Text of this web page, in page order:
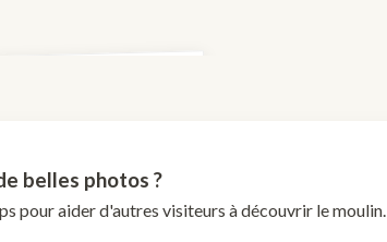
belles photos ?
pour aider d'autres visiteurs à découvrir le moulin.